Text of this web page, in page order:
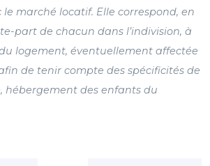
marché locatif. Elle correspond, en
part de chacun dans l’indivision, à
logement, éventuellement affectée
de tenir compte des spécificités de
hébergement des enfants du